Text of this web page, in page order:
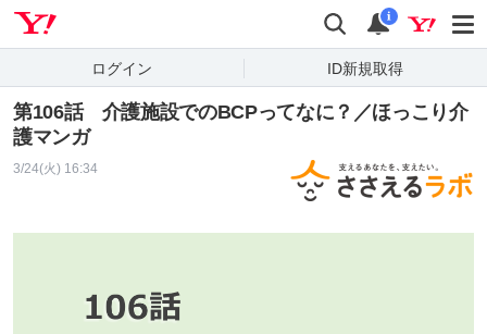
検索 通知
i
ログイン ID新規取得
第106話 介護施設でのBCPってなに？／ほっこり介
護マンガ
3/24(火) 16:34